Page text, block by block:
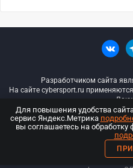
Разработчиком сайта
На сайте cybersport.ru
© ООО
ООО «Киберспорт.ру».
Для повышения удобства
сервис Яндекс.Метрика
вы соглашаетесь на